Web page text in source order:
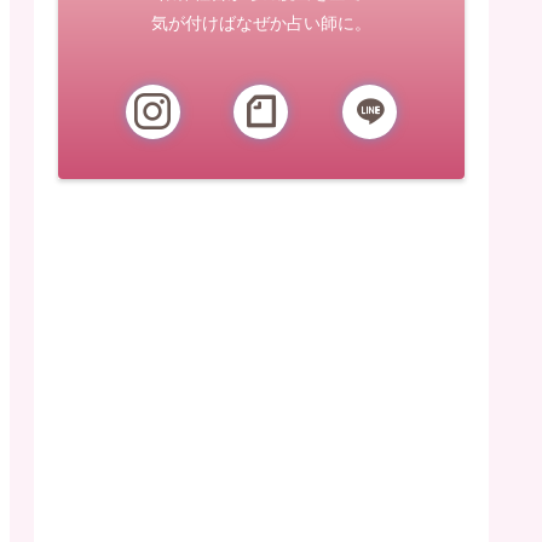
気が付けばなぜか占い師に。